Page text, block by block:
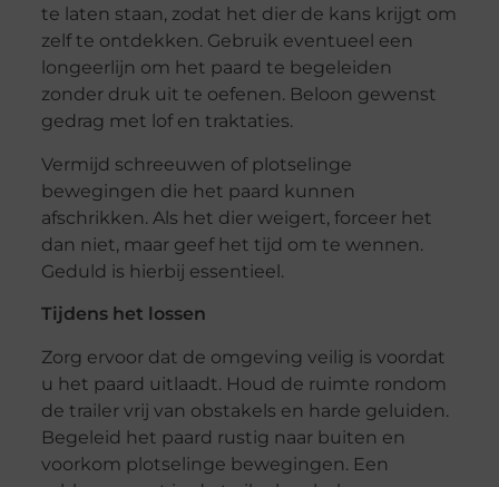
te laten staan, zodat het dier de kans krijgt om
zelf te ontdekken. Gebruik eventueel een
longeerlijn om het paard te begeleiden
zonder druk uit te oefenen. Beloon gewenst
gedrag met lof en traktaties.
Vermijd schreeuwen of plotselinge
bewegingen die het paard kunnen
afschrikken. Als het dier weigert, forceer het
dan niet, maar geef het tijd om te wennen.
Geduld is hierbij essentieel.
Tijdens het lossen
Zorg ervoor dat de omgeving veilig is voordat
u het paard uitlaadt. Houd de ruimte rondom
de trailer vrij van obstakels en harde geluiden.
Begeleid het paard rustig naar buiten en
voorkom plotselinge bewegingen. Een